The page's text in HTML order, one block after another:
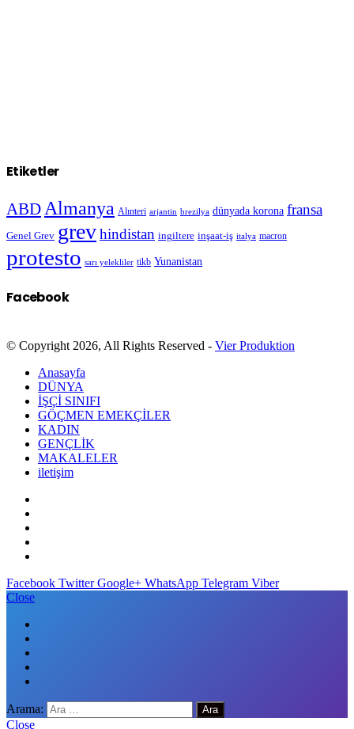
Etiketler
ABD Almanya Alınteri arjantin brezilya dünyada korona fransa
Genel Grev grevhindistan ingiltere inşaat-iş italya macron
protesto sarı yelekliler tikb Yunanistan
Facebook
© Copyright 2026, All Rights Reserved - Vier Produktion
Anasayfa
DÜNYA
İŞÇİ SINIFI
GÖÇMEN EMEKÇİLER
KADIN
GENÇLİK
MAKALELER
iletişim
Facebook Twitter Google+ WhatsApp Telegram Viber
Close
Arama:
Close